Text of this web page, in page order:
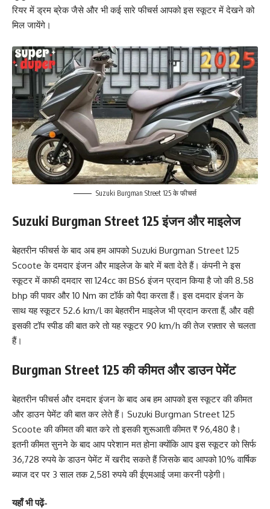
रियर में ड्रम ब्रेक जैसे और भी कई सारे फीचर्स आपको इस स्कूटर में देखने को
मिल जायेंगे।
Suzuki Burgman Street 125 के फीचर्स
Suzuki Burgman Street 125 इंजन और माइलेज
बेहतरीन फीचर्स के बाद अब हम आपको Suzuki Burgman Street 125
Scoote के दमदार इंजन और माइलेज के बारे में बता देते हैं। कंपनी ने इस
स्कूटर में काफी दमदार सा 124cc का BS6 इंजन प्रदान किया है जो की 8.58
bhp की पावर और 10 Nm का टॉर्क को पैदा करता हैं। इस दमदार इंजन के
साथ यह स्कूटर 52.6 km/l का बेहतरीन माइलेज भी प्रदान करता हैं, और वही
इसकी टॉप स्पीड की बात करे तो यह स्कूटर 90 km/h की तेज रफ़्तार से चलता
हैं।
Burgman Street 125 की कीमत और डाउन पेमेंट
बेहतरीन फीचर्स और दमदार इंजन के बाद अब हम आपको इस स्कूटर की कीमत
और डाउन पेमेंट की बात कर लेते हैं। Suzuki Burgman Street 125
Scoote की कीमत की बात करे तो इसकी शुरूआती कीमत ₹ 96,480 है।
इतनी कीमत सुनने के बाद आप परेशान मत होना क्योंकि आप इस स्कूटर को सिर्फ
36,728 रुपये के डाउन पेमेंट में खरीद सकते हैं जिसके बाद आपको 10% वार्षिक
ब्याज दर पर 3 साल तक 2,581 रुपये की ईएमआई जमा करनी पड़ेगी।
यहाँ भी पढ़ें-